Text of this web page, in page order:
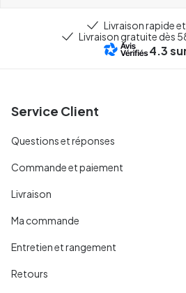
Livraison rapide
Livraison gratuite dès
4.3
Service Client
Questions et réponses
Commande et paiement
Livraison
Ma commande
Entretien et rangement
Retours